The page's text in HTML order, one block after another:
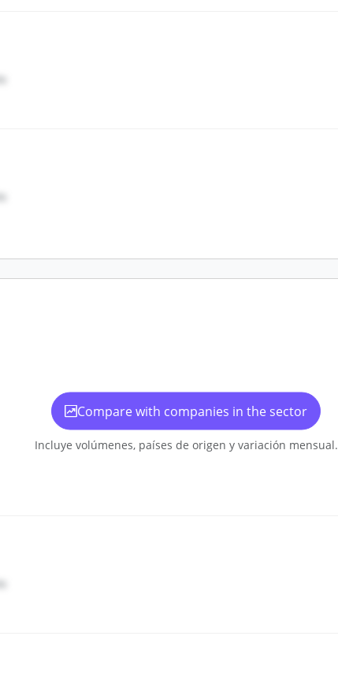
Compare with companies in the sector
Incluye volúmenes, países de origen y variación mensual.